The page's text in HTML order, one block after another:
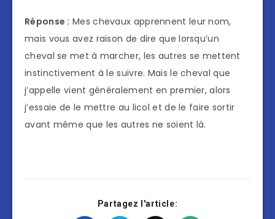
Réponse : Mes chevaux apprennent leur nom,
mais vous avez raison de dire que lorsqu’un
cheval se met à marcher, les autres se mettent
instinctivement à le suivre. Mais le cheval que
j’appelle vient généralement en premier, alors
j’essaie de le mettre au licol et de le faire sortir
avant même que les autres ne soient là.
Partagez l'article: